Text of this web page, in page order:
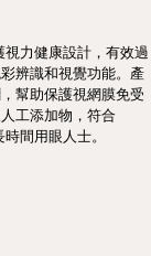
力健康設計，有效過
辨識和視覺功能。產
幫助保護視網膜免受
工添加物，符合
間用眼人士。